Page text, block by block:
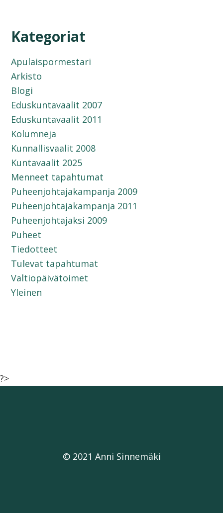
Kategoriat
Apulaispormestari
Arkisto
Blogi
Eduskuntavaalit 2007
Eduskuntavaalit 2011
Kolumneja
Kunnallisvaalit 2008
Kuntavaalit 2025
Menneet tapahtumat
Puheenjohtajakampanja 2009
Puheenjohtajakampanja 2011
Puheenjohtajaksi 2009
Puheet
Tiedotteet
Tulevat tapahtumat
Valtiopäivätoimet
Yleinen
?>
© 2021 Anni Sinnemäki